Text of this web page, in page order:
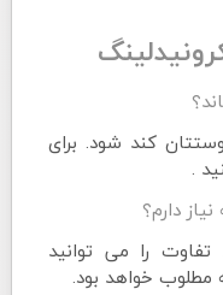
کند شود. برای
.
دارم؟
را می توانید
خواهد بود.